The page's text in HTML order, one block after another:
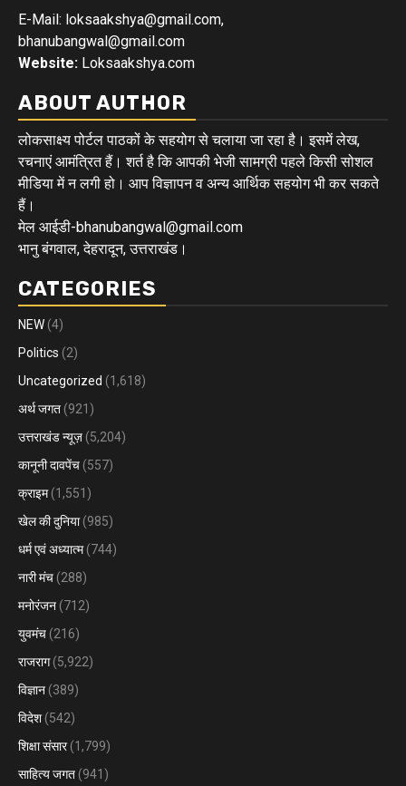
E-Mail: loksaakshya@gmail.com,
bhanubangwal@gmail.com
Website: Loksaakshya.com
ABOUT AUTHOR
लोकसाक्ष्य पोर्टल पाठकों के सहयोग से चलाया जा रहा है। इसमें लेख,
रचनाएं आमंत्रित हैं। शर्त है कि आपकी भेजी सामग्री पहले किसी सोशल
मीडिया में न लगी हो। आप विज्ञापन व अन्य आर्थिक सहयोग भी कर सकते
हैं।
मेल आईडी-bhanubangwal@gmail.com
भानु बंगवाल, देहरादून, उत्तराखंड।
CATEGORIES
NEW (4)
Politics (2)
Uncategorized (1,618)
अर्थ जगत (921)
उत्तराखंड न्यूज़ (5,204)
कानूनी दावपेंच (557)
क्राइम(1,551)
खेल की दुनिया(985)
धर्म एवं अध्यात्म(744)
नारी मंच (288)
मनोरंजन (712)
युवमंच (216)
राजराग(5,922)
विज्ञान (389)
विदेश (542)
शिक्षा संसार(1,799)
साहित्य जगत (941)